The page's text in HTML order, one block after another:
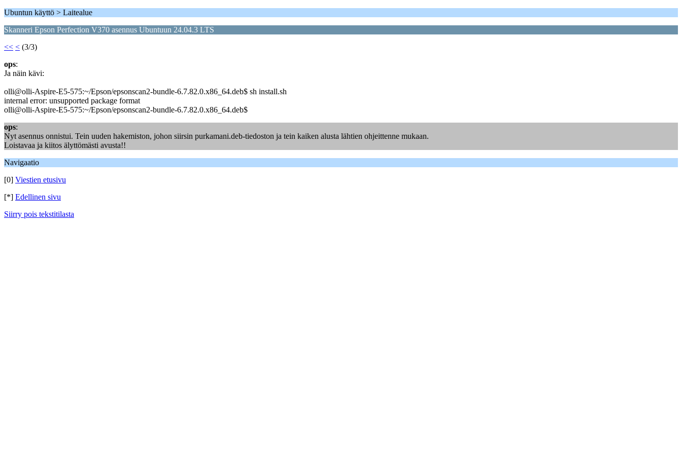
Ubuntun käyttö > Laitealue
Skanneri Epson Perfection V370 asennus Ubuntuun 24.04.3 LTS
<< < (3/3)
ops:
Ja näin kävi:
olli@olli-Aspire-E5-575:~/Epson/epsonscan2-bundle-6.7.82.0.x86_64.deb$ sh install.sh
internal error: unsupported package format
olli@olli-Aspire-E5-575:~/Epson/epsonscan2-bundle-6.7.82.0.x86_64.deb$
ops:
Nyt asennus onnistui. Tein uuden hakemiston, johon siirsin purkamani.deb-tiedoston ja tein kaiken alusta lähtien ohjeittenne mukaan.
Loistavaa ja kiitos älyttömästi avusta!!
Navigaatio
[0] Viestien etusivu
[*] Edellinen sivu
Siirry pois tekstitilasta